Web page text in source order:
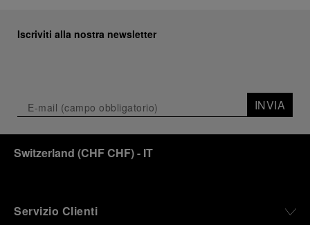
Iscriviti alla nostra newsletter
INVIA
Switzerland (CHF CHF)- IT
Servizio Clienti